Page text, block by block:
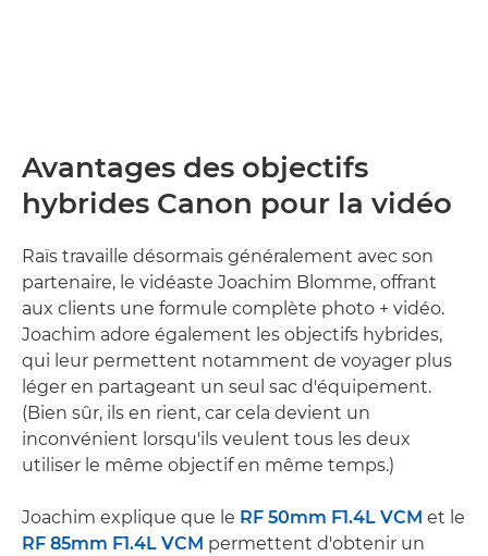
Avantages des objectifs
hybrides Canon pour la vidéo
Raïs travaille désormais généralement avec son
partenaire, le vidéaste Joachim Blomme, offrant
aux clients une formule complète photo + vidéo.
Joachim adore également les objectifs hybrides,
qui leur permettent notamment de voyager plus
léger en partageant un seul sac d'équipement.
(Bien sûr, ils en rient, car cela devient un
inconvénient lorsqu'ils veulent tous les deux
utiliser le même objectif en même temps.)
Joachim explique que le RF 50mm F1.4L VCM et le
RF 85mm F1.4L VCM permettent d'obtenir un